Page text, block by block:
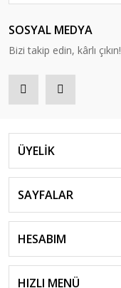
SOSYAL MEDYA
Bizi takip edin, kârlı çıkın!
ÜYELİK
SAYFALAR
HESABIM
HIZLI MENÜ